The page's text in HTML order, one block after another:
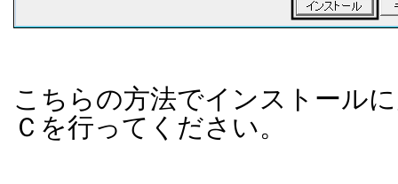
こちらの方法でインストール
Ｃを行ってください。